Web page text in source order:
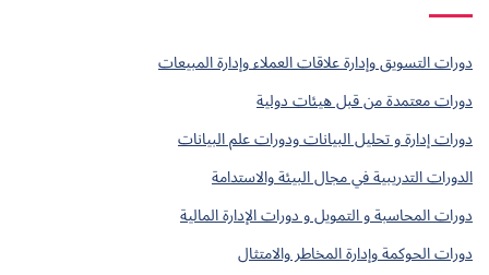
دورات التسويق وإدارة علاقات العملاء وإدارة المبيعات
دورات معتمدة من قبل هيئات دولية
دورات إدارة و تحليل البيانات ودورات علم البيانات
الدورات التدريبية في مجال البيئة والاستدامة
دورات المحاسبة و التمويل و دورات الإدارة المالية
دورات الحوكمة وإدارة المخاطر والامتثال